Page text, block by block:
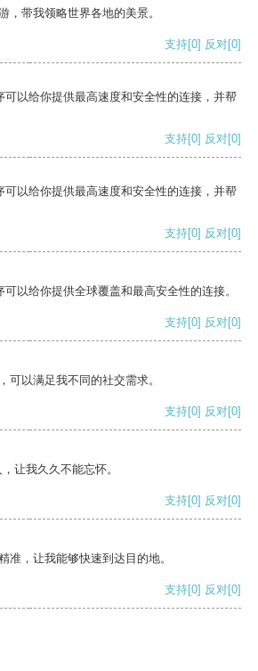
，带我领略世界各地的美景。
支持[0] 反对[0]
以给你提供最高速度和安全性的连接，并帮
支持[0] 反对[0]
以给你提供最高速度和安全性的连接，并帮
支持[0] 反对[0]
以给你提供全球覆盖和最高安全性的连接。
支持[0] 反对[0]
可以满足我不同的社交需求。
支持[0] 反对[0]
让我久久不能忘怀。
支持[0] 反对[0]
准，让我能够快速到达目的地。
支持[0] 反对[0]